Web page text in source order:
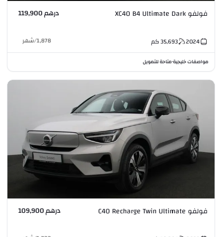
فولفو XC40 B4 Ultimate Dark درهم 119,900
2024
35,693كم 1,878
/شهر
مواصفات خليجية•متاحة للتمويل
فولفو C40 Recharge Twin Ultimate درهم 109,900